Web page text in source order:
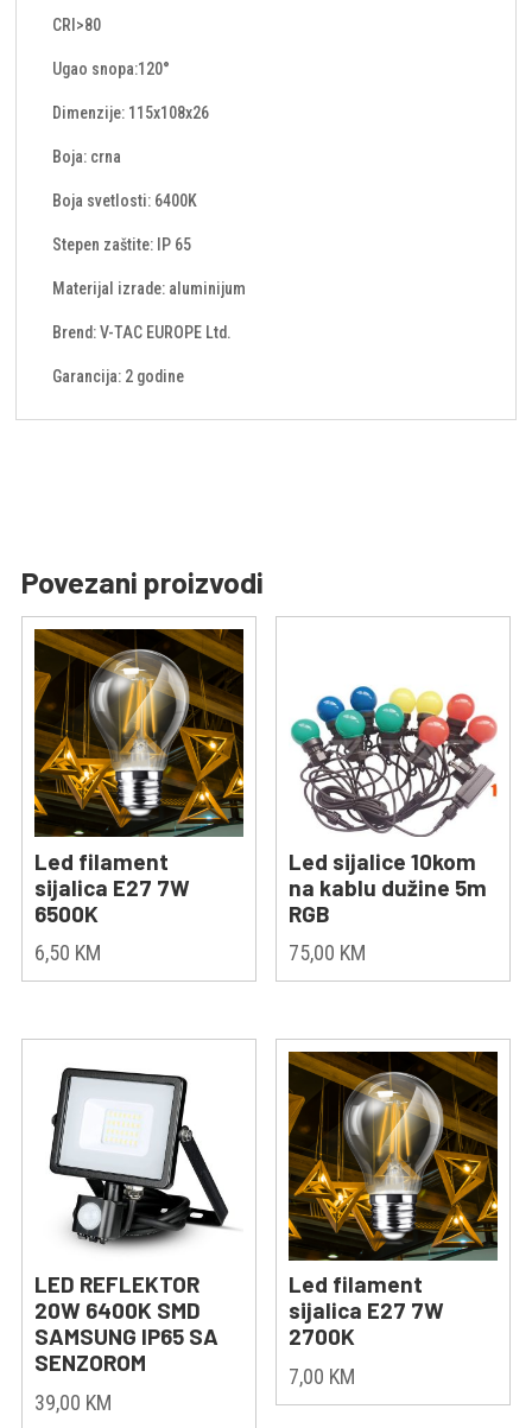
CRI>80
Ugao snopa:120°
Dimenzije: 115x108x26
Boja: crna
Boja svetlosti: 6400K
Stepen zaštite: IP 65
Materijal izrade: aluminijum
Brend: V-TAC EUROPE Ltd.
Garancija: 2 godine
Povezani proizvodi
Led filament
sijalica E27 7W
6500K
6,50 KM
Led sijalice 10kom
na kablu dužine 5m
RGB
75,00 KM
LED REFLEKTOR
20W 6400K SMD
SAMSUNG IP65 SA
SENZOROM
39,00 KM
Led filament
sijalica E27 7W
2700K
7,00 KM